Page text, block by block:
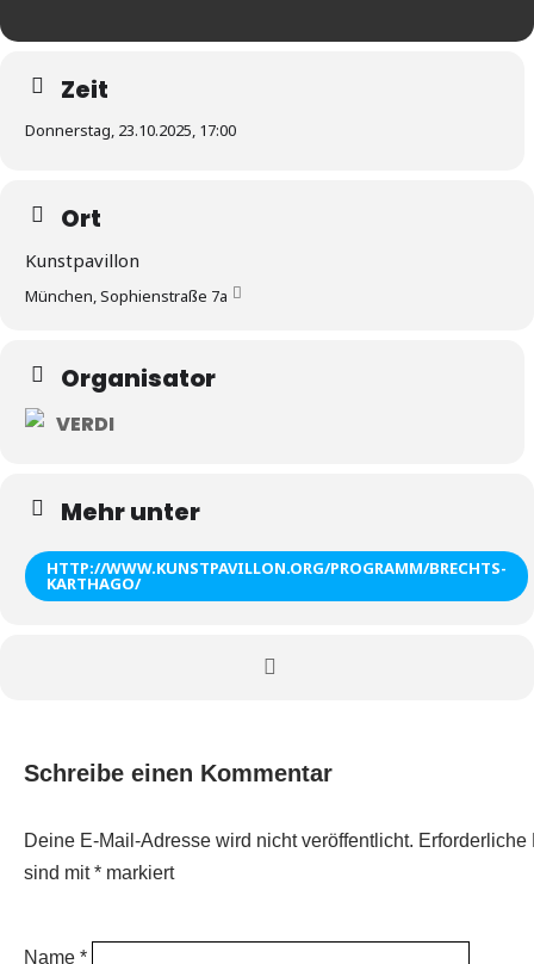
Zeit
Donnerstag, 23.10.2025, 17:00
Ort
Kunstpavillon
München, Sophienstraße 7a
Organisator
VERDI
Mehr unter
HTTP://WWW.KUNSTPAVILLON.ORG/PROGRAMM/BRECHTS-
KARTHAGO/
Schreibe einen Kommentar
Deine E-Mail-Adresse wird nicht veröffentlicht. Erforderliche
sind mit* markiert
Name *